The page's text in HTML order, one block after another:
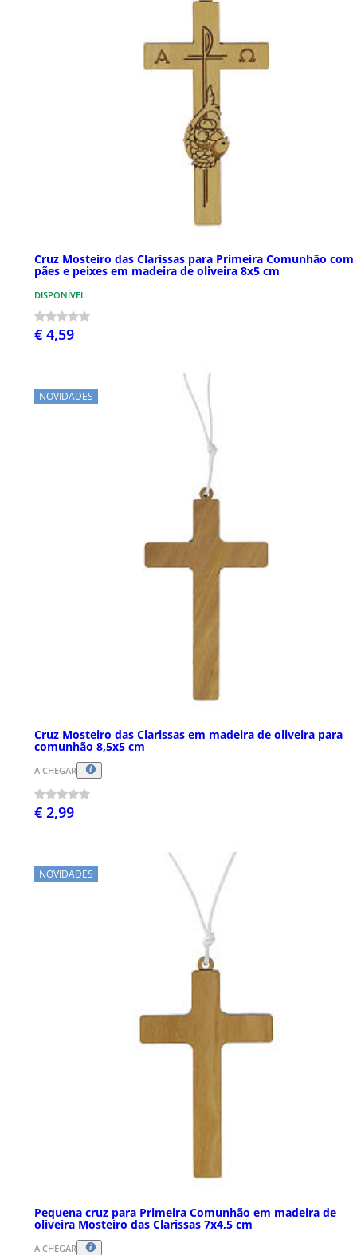
Cruz Mosteiro das Clarissas para Primeira Comunhão com
pães e peixes em madeira de oliveira 8x5 cm
DISPONÍVEL
€ 4,59
NOVIDADES
Cruz Mosteiro das Clarissas em madeira de oliveira para
comunhão 8,5x5 cm
A CHEGAR
€ 2,99
NOVIDADES
Pequena cruz para Primeira Comunhão em madeira de
oliveira Mosteiro das Clarissas 7x4,5 cm
A CHEGAR